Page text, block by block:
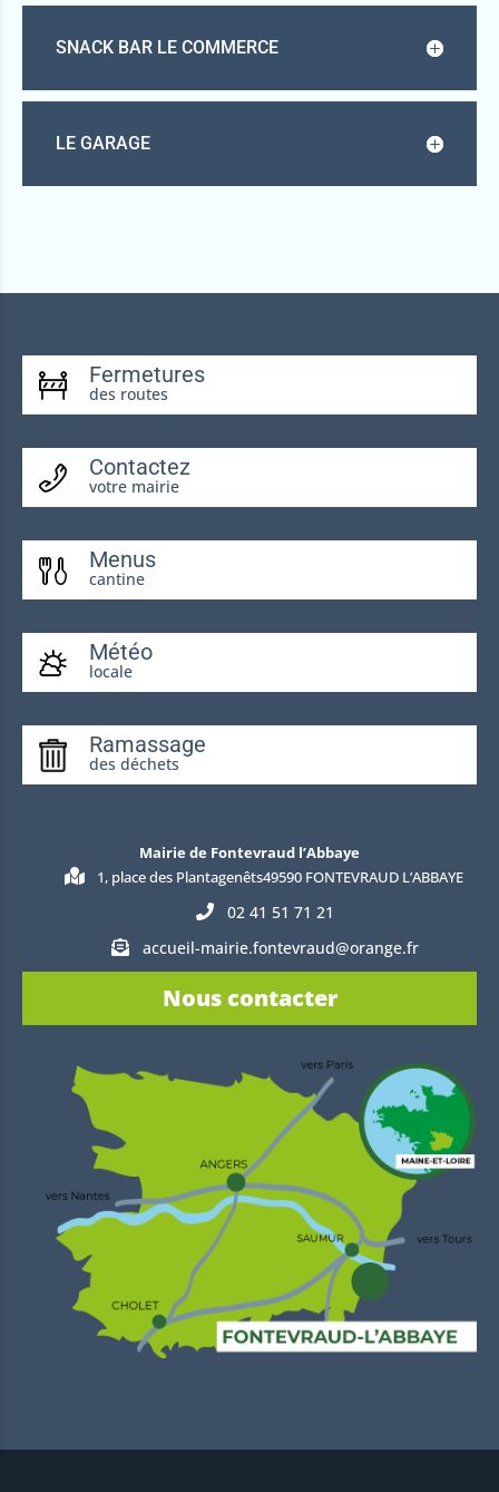
SNACK BAR LE COMMERCE
LE GARAGE
Fermetures
des routes
Contactez
votre mairie
Menus
cantine
Météo
locale
Ramassage
des déchets
Mairie de Fontevraud l’Abbaye
1, place des Plantagenêts49590 FONTEVRAUD L’ABBAYE
02 41 51 71 21
accueil-mairie.fontevraud@orange.fr
Nous contacter